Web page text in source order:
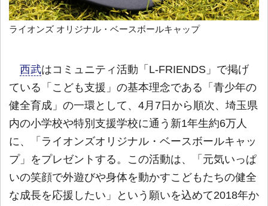
ライオンズ オリジナル・ベースボールキャップ
西武はコミュニティ活動「L-FRIENDS」で掲げ
ている「こども支援」の基本理念である「青少年の
健全育成」の一環として、4月7日から順次、埼玉県
内の小学校や特別支援学校に通う新1年生約6万人
に、「ライオンズオリジナル・ベースボールキャッ
プ」をプレゼントする。この活動は、「元気いっぱ
いの笑顔で外遊びや身体を動かすこどもたちの健全
な成長を応援したい」という願いを込めて2018年か